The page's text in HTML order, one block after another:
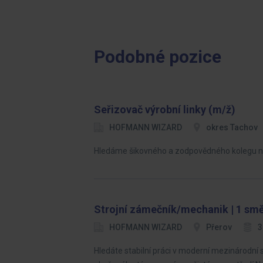
Podobné pozice
Seřizovač výrobní linky (m/ž)
HOFMANN WIZARD okres Tachov
Hledáme šikovného a zodpovědného kolegu
Strojní zámečník/mechanik | 1
HOFMANN WIZARD Přerov
Hledáte stabilní práci v moderní mezinárodní